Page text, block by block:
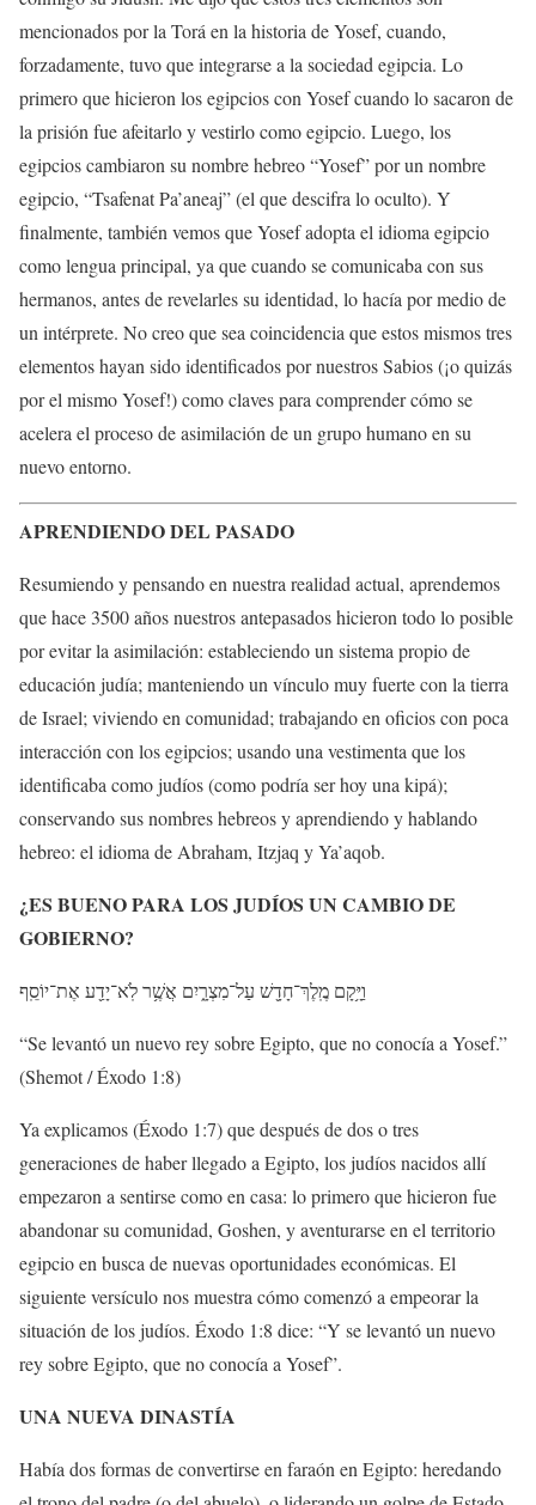
mencionados por la Torá en la historia de Yosef, cuando,
forzadamente, tuvo que integrarse a la sociedad egipcia. Lo
primero que hicieron los egipcios con Yosef cuando lo sacaron de
la prisión fue afeitarlo y vestirlo como egipcio. Luego, los
egipcios cambiaron su nombre hebreo “Yosef” por un nombre
egipcio, “Tsafenat Pa’aneaj” (el que descifra lo oculto). Y
finalmente, también vemos que Yosef adopta el idioma egipcio
como lengua principal, ya que cuando se comunicaba con sus
hermanos, antes de revelarles su identidad, lo hacía por medio de
un intérprete. No creo que sea coincidencia que estos mismos tres
elementos hayan sido identificados por nuestros Sabios (¡o quizás
por el mismo Yosef!) como claves para comprender cómo se
acelera el proceso de asimilación de un grupo humano en su
nuevo entorno.
APRENDIENDO DEL PASADO
Resumiendo y pensando en nuestra realidad actual, aprendemos
que hace 3500 años nuestros antepasados hicieron todo lo posible
por evitar la asimilación: estableciendo un sistema propio de
educación judía; manteniendo un vínculo muy fuerte con la tierra
de Israel; viviendo en comunidad; trabajando en oficios con poca
interacción con los egipcios; usando una vestimenta que los
identificaba como judíos (como podría ser hoy una kipá);
conservando sus nombres hebreos y aprendiendo y hablando
hebreo: el idioma de Abraham, Itzjaq y Ya’aqob.
¿ES BUENO PARA LOS JUDÍOS UN CAMBIO DE
GOBIERNO?
וַיָּ֥קָם מֶֽלֶךְ־חָדָ֖שׁ עַל־מִצְרָ֑יִם אֲשֶׁ֥ר לֹֽא־יָדַ֖ע אֶת־יוֹסֵֽף
“Se levantó un nuevo rey sobre Egipto, que no conocía a Yosef.”
(Shemot / Éxodo 1:8)
Ya explicamos (Éxodo 1:7) que después de dos o tres
generaciones de haber llegado a Egipto, los judíos nacidos allí
empezaron a sentirse como en casa: lo primero que hicieron fue
abandonar su comunidad, Goshen, y aventurarse en el territorio
egipcio en busca de nuevas oportunidades económicas. El
siguiente versículo nos muestra cómo comenzó a empeorar la
situación de los judíos. Éxodo 1:8 dice: “Y se levantó un nuevo
rey sobre Egipto, que no conocía a Yosef”.
UNA NUEVA DINASTÍA
Había dos formas de convertirse en faraón en Egipto: heredando